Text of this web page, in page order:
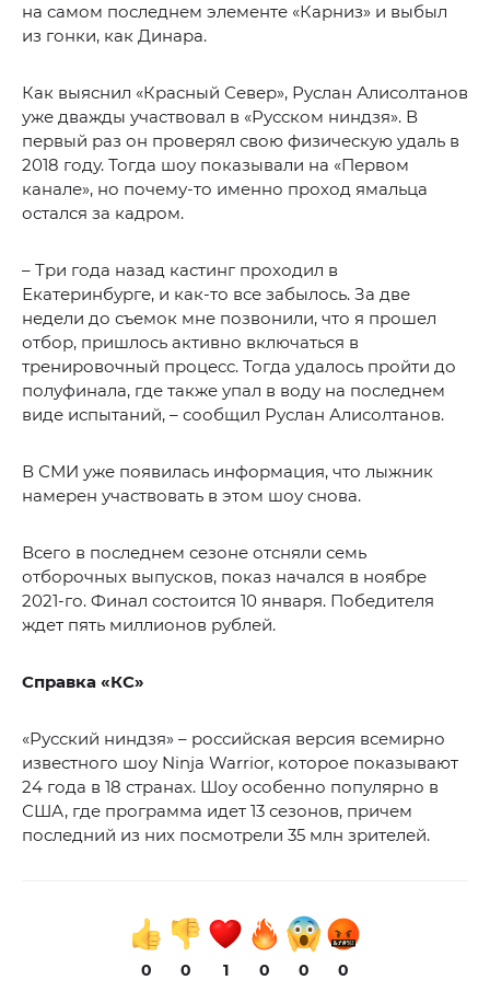
на самом последнем элементе «Карниз» и выбыл
из гонки, как Динара.
Как выяснил «Красный Север», Руслан Алисолтанов
уже дважды участвовал в «Русском ниндзя». В
первый раз он проверял свою физическую удаль в
2018 году. Тогда шоу показывали на «Первом
канале», но почему-то именно проход ямальца
остался за кадром.
– Три года назад кастинг проходил в
Екатеринбурге, и как-то все забылось. За две
недели до съемок мне позвонили, что я прошел
отбор, пришлось активно включаться в
тренировочный процесс. Тогда удалось пройти до
полуфинала, где также упал в воду на последнем
виде испытаний, – сообщил Руслан Алисолтанов.
В СМИ уже появилась информация, что лыжник
намерен участвовать в этом шоу снова.
Всего в последнем сезоне отсняли семь
отборочных выпусков, показ начался в ноябре
2021-го. Финал состоится 10 января. Победителя
ждет пять миллионов рублей.
Справка «КС»
«Русский ниндзя» – российская версия всемирно
известного шоу Ninja Warrior, которое показывают
24 года в 18 странах. Шоу особенно популярно в
США, где программа идет 13 сезонов, причем
последний из них посмотрели 35 млн зрителей.
0 0 1 0 0 0